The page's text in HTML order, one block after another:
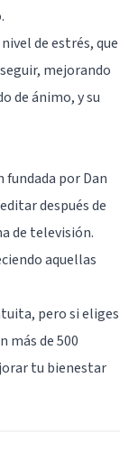
de estrés, que
mejorando
de ánimo, y su
por Dan
después de
de televisión.
aquellas
pero si eliges
más de 500
tu bienestar